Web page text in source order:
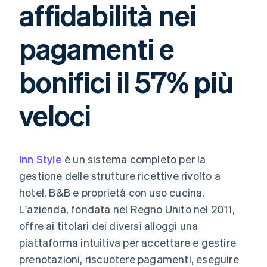
flessibile
Metodi di
pagamento
oltre 125
Terminal
Pagamenti di
persona
Authorization
Accettazione
ottimizzata
accelerato
Financial
Connections
Conti finanziari
collegati
della contabilità
Stripe Sigma
personalizzati
Data Pipeline
dei dati
Product roadmap
Gestione del denaro
Piattaforme
SaaS
Per settore
Aziende di IA
Creator economy
Gaming
Assicurazione
intrattenimento
Organizzazioni non
profit
Servizi professionali
Pubblica
amministrazione
Commercio al dettaglio
Gestire gli
abbonamenti
Offrire addebiti in base
Emettere carte
garantite da stablecoin
Esegui il provisioning e
gestisci i servizi con gli
agenti
Risorse
Integrazioni app
Esempi di codice
Blog per sviluppatori
Stato dell'API
Roadmap del prodotto
Conferenza annuale
Lavora con noi
Sala stampa
Stripe Press
Recapiti
affidabilità nei
pagamenti e
bonifici il 57% più
veloci
Inn Style è un sistema completo per la
gestione delle strutture ricettive rivolto a
hotel, B&B e proprietà con uso cucina.
L'azienda, fondata nel Regno Unito nel 2011,
offre ai titolari dei diversi alloggi una
piattaforma intuitiva per accettare e gestire
prenotazioni, riscuotere pagamenti, eseguire